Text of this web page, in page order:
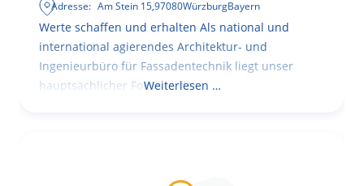
Adresse: Am Stein 15,97080WürzburgBayern
Werte schaffen und erhalten Als national und
international agierendes Architektur- und
Ingenieurbüro für Fassadentechnik liegt unser
hauptsächlicher Fokus in der
Weiterlesen …